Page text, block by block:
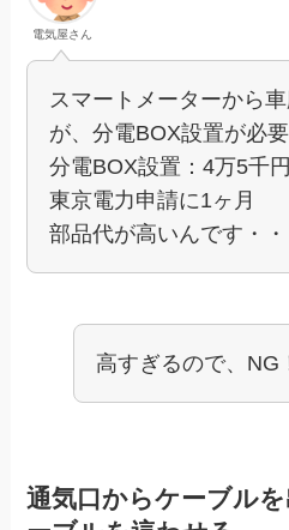
電気屋さん
スマートメーターから
が、分電BOX設置が必要
分電BOX設置：4万5千円
東京電力申請に1ヶ月
部品代が高いんです・・
高すぎるので、NG
通気口からケーブル